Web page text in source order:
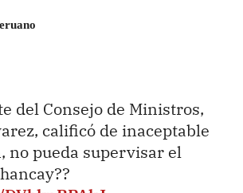
del Consejo de Ministros,
calificó de inaceptable
no pueda supervisar el